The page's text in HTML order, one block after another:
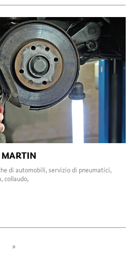
MARTIN
di automobili, servizio di pneumatici,
collaudo,
»